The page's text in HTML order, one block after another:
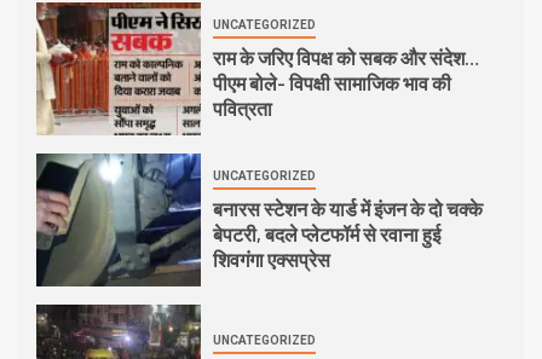
UNCATEGORIZED
राम के जरिए विपक्ष को सबक और संदेश…
पीएम बोले- विपक्षी सामाजिक भाव की
पवित्रता
UNCATEGORIZED
बनारस स्टेशन के यार्ड में इंजन के दो चक्के
बेपटरी, बदले प्लेटफॉर्म से रवाना हुई
शिवगंगा एक्सप्रेस
UNCATEGORIZED